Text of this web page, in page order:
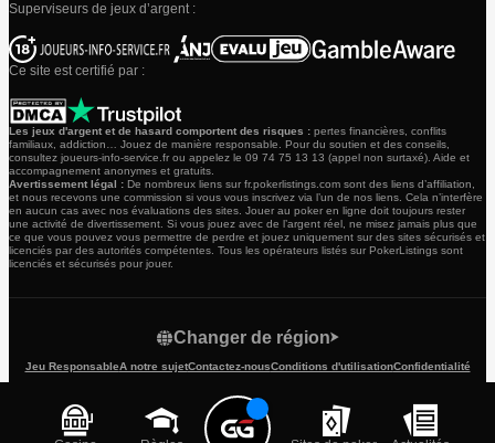
Superviseurs de jeux d’argent :
Ce site est certifié par :
Les jeux d'argent et de hasard comportent des risques : pertes financières, conflits
familiaux, addiction… Jouez de manière responsable. Pour du soutien et des conseils,
consultez joueurs-info-service.fr ou appelez le 09 74 75 13 13 (appel non surtaxé). Aide et
accompagnement anonymes et gratuits.
Avertissement légal : De nombreux liens sur fr.pokerlistings.com sont des liens d’affiliation,
et nous recevons une commission si vous vous inscrivez via l’un de nos liens. Cela n’interfère
en aucun cas avec nos évaluations des sites. Jouer au poker en ligne doit toujours rester
une activité de divertissement. Si vous jouez avec de l’argent réel, ne misez jamais plus que
ce que vous pouvez vous permettre de perdre et jouez uniquement sur des sites sécurisés et
licenciés par des autorités compétentes. Tous les opérateurs listés sur PokerListings sont
licenciés et sécurisés pour jouer.
Jeu ResponsableA notre sujetContactez-nousConditions d'utilisationConfidentialité
Changer de région